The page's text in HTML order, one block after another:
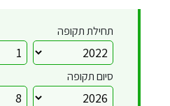
תחילת תקופה
סיום תקופה